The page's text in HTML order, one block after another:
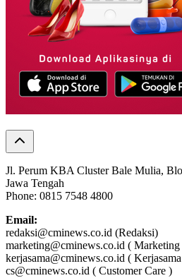
Jl. Perum KBA Cluster Bale Mulia,
Jawa Tengah
Phone: 0815 7548 4800
Email:
redaksi@cminews.co.id (Redaksi)
marketing@cminews.co.id ( Marketing
kerjasama@cminews.co.id (
cs@cminews.co.id ( Customer Care )